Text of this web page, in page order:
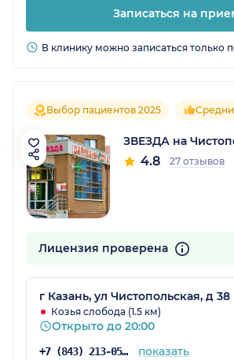
Записаться на
В клинику можно записаться только
Выбор пациентов 2025
ЗВЕЗДА на
4.8 27 отзывов
Лицензия проверена
г Казань, ул Чистопольская, д 38
Козья слобода (1.5 км)
Открыто до 20:00
+7 (843) 213-05-65 показать